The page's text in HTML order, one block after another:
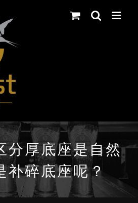
分厚底座是自然
补碎底座呢？